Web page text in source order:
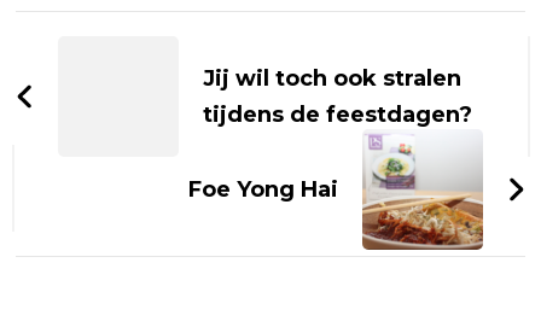
navigatie
Jij wil toch ook stralen
tijdens de feestdagen?
Foe Yong Hai